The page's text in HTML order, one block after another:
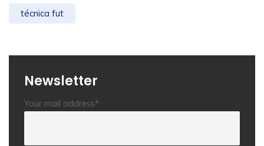
técnica fut
Newsletter
Your mail address*